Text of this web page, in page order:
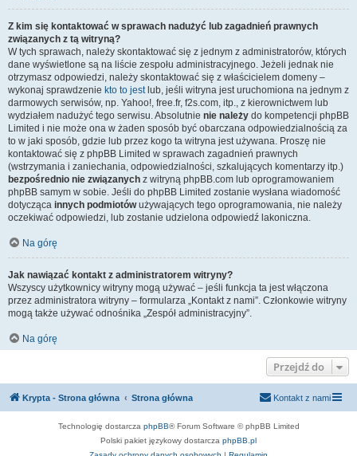
Z kim się kontaktować w sprawach nadużyć lub zagadnień prawnych
związanych z tą witryną?
W tych sprawach, należy skontaktować się z jednym z administratorów, których
dane wyświetlone są na liście zespołu administracyjnego. Jeżeli jednak nie
otrzymasz odpowiedzi, należy skontaktować się z właścicielem domeny –
wykonaj sprawdzenie kto to jestlub, jeśli witryna jest uruchomiona na jednym z
darmowych serwisów, np. Yahoo!, free.fr, f2s.com, itp., z kierownictwem lub
wydziałem nadużyć tego serwisu. Absolutnie nie należy do kompetencji phpBB
Limited i nie może ona w żaden sposób być obarczana odpowiedzialnością za
to w jaki sposób, gdzie lub przez kogo ta witryna jest używana. Proszę nie
kontaktować się z phpBB Limited w sprawach zagadnień prawnych
(wstrzymania i zaniechania, odpowiedzialności, szkalujących komentarzy itp.)
bezpośrednio nie związanych z witryną phpBB.com lub oprogramowaniem
phpBB samym w sobie. Jeśli do phpBB Limited zostanie wysłana wiadomość
dotycząca innych podmiotówużywających tego oprogramowania, nie należy
oczekiwać odpowiedzi, lub zostanie udzielona odpowiedź lakoniczna.
Na górę
Jak nawiązać kontakt z administratorem witryny?
Wszyscy użytkownicy witryny mogą używać – jeśli funkcja ta jest włączona
przez administratora witryny – formularza „Kontakt z nami”. Członkowie witryny
mogą także używać odnośnika „Zespół administracyjny”.
Na górę
Przejdź do
Krypta - Strona główna Strona główna Kontakt z nami
Technologię dostarcza phpBB® Forum Software © phpBB Limited
Polski pakiet językowy dostarcza phpBB.pl